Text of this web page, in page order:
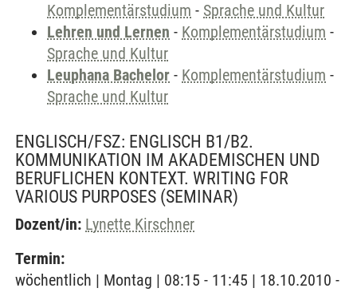
Komplementärstudium - Sprache und Kultur
Lehren und Lernen - Komplementärstudium -
Sprache und Kultur
Leuphana Bachelor - Komplementärstudium -
Sprache und Kultur
ENGLISCH/FSZ: ENGLISCH B1/B2.
KOMMUNIKATION IM AKADEMISCHEN UND
BERUFLICHEN KONTEXT. WRITING FOR
VARIOUS PURPOSES (SEMINAR)
Dozent/in: Lynette Kirschner
Termin:
wöchentlich | Montag | 08:15 - 11:45 | 18.10.2010 -